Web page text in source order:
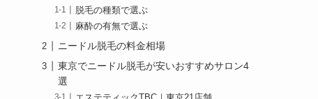
脱毛の種類で選ぶ
麻酔の有無で選ぶ
ニードル脱毛の料金相場
東京でニードル脱毛が安いおすすめサロン4
選